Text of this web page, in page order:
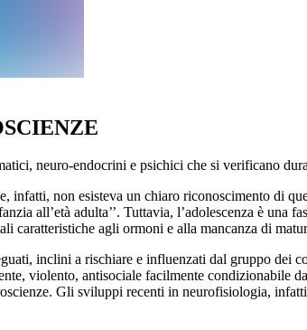
neuro-endocrini e psichici che si verificano
infatti, non esisteva un chiaro riconoscimento di
all’età adulta’’. Tuttavia, l’adolescenza è una
caratteristiche agli ormoni e alla mancanza di
inclini a rischiare e influenzati dal gruppo dei
violento, antisociale facilmente condizionabile
Gli sviluppi recenti in neurofisiologia,